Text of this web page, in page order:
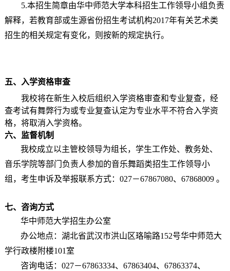
5.本招生简章由华中师范大学本科招生工作领导小组负责
解释， 若教育部或生源省份招生考试机构2017年有关艺术类
招生的相关规定有变化，则按新的规定执行。
五、入学资格审查
我校将在新生入校后组织入学资格审查和专业复查，经
查考试有舞弊行为或专业复查认定为专业水平不符合入学资
格，将取消入学资格。
六、监督机制
我校成立以主管校领导为组长，学生工作处、教务处、
音乐学院等部门负责人参加的音乐舞蹈类招生工作领导小
组 ，考生申诉及举报联系方式： 027－67867080、 67868009 。
七、咨询方式
华中师范大学招生办公室
办公地点：湖北省武汉市洪山区珞喻路152号华中师范大
学行政楼附楼101 室
咨询电话： 027－67863334、 67863404、 67863374、